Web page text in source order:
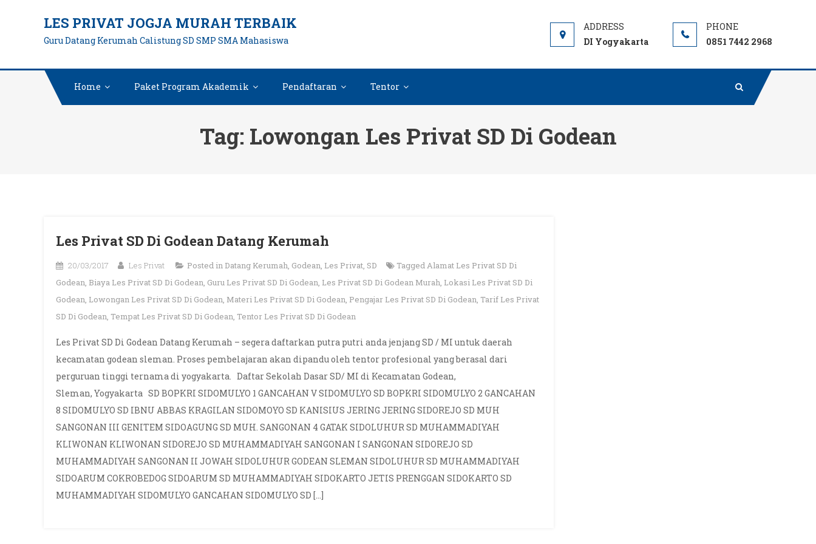
LES PRIVAT JOGJA MURAH TERBAIK
Guru Datang Kerumah Calistung SD SMP SMA Mahasiswa DI Yogyakarta 0851 7442 2968
Home Paket Program Akademik Pendaftaran Tentor
Tag: Lowongan Les Privat SD Di Godean
Les Privat SD Di Godean Datang Kerumah
20/03/2017 Les Privat Posted in Datang Kerumah, Godean, Les Privat, SD TaggedAlamat Les Privat SD Di
Godean, Biaya Les Privat SD Di Godean, Guru Les Privat SD Di Godean, Les Privat SD Di Godean Murah, Lokasi Les Privat SD Di
Godean, Lowongan Les Privat SD Di Godean, Materi Les Privat SD Di Godean, Pengajar Les Privat SD Di Godean, Tarif Les Privat
SD Di Godean, Tempat Les Privat SD Di Godean, Tentor Les Privat SD Di Godean
Les Privat SD Di Godean Datang Kerumah – segera daftarkan putra putri anda jenjang SD / MI untuk daerah
kecamatan godean sleman. Proses pembelajaran akan dipandu oleh tentor profesional yang berasal dari
perguruan tinggi ternama di yogyakarta. Daftar Sekolah Dasar SD/ MI di Kecamatan Godean,
Sleman, Yogyakarta SD BOPKRI SIDOMULYO 1 GANCAHAN V SIDOMULYO SD BOPKRI SIDOMULYO 2 GANCAHAN
8 SIDOMULYO SD IBNU ABBAS KRAGILAN SIDOMOYO SD KANISIUS JERING JERING SIDOREJO SD MUH
SANGONAN III GENITEM SIDOAGUNG SD MUH. SANGONAN 4 GATAK SIDOLUHUR SD MUHAMMADIYAH
KLIWONAN KLIWONAN SIDOREJO SD MUHAMMADIYAH SANGONAN I SANGONAN SIDOREJO SD
MUHAMMADIYAH SANGONAN II JOWAH SIDOLUHUR GODEAN SLEMAN SIDOLUHUR SD MUHAMMADIYAH
SIDOARUM COKROBEDOG SIDOARUM SD MUHAMMADIYAH SIDOKARTO JETIS PRENGGAN SIDOKARTO SD
MUHAMMADIYAH SIDOMULYO GANCAHAN SIDOMULYO SD […]